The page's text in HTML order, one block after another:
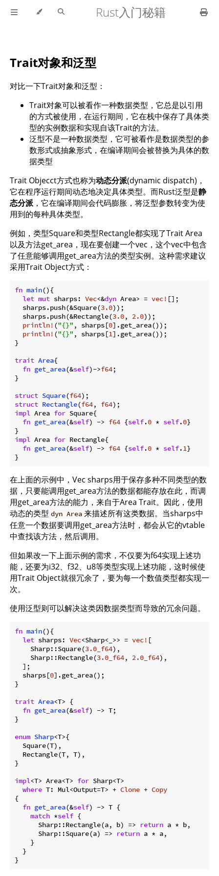
Rust入门秘籍
Trait对象和泛型
对比一下Trait对象和泛型：
Trait对象可以被看作一种数据类型，它总是以引用
的方式被使用，在运行期间，它在栈中保存了具体类
型的实例数据和实现自该Trait的方法。
泛型不是一种数据类型，它可被看作是数据类型的参
数形式或抽象形式，在编译期间会被替换为具体的数
据类型
Trait Objecct方式也称为动态分派(dynamic dispatch)，
它在程序运行期间动态地决定具体类型。而Rust泛型是静
态分派 ，它在编译期间会代码膨胀，将泛型参数转变为使
用到的每种具体类型。
例如，类型Square和类型Rectangle都实现了Trait Area
以及方法get_area，现在要创建一个vec，这个vec中包含
了任意能够调用get_area方法的类型实例。这种需求建议
采用Trait Object方式：
fn main(){
let mut sharps: Vec<&dyn Area> = vec! [];
  sharps.push(&Square(
3.0));
  sharps.push(&Rectangle(
3.0, 2.0));
println! ("{}" , sharps[0].get_area());
println! ("{}" , sharps[1].get_area());
}
trait Area{
fn get_area(&self)->f64;
}
struct Square(f64
struct Rectangle(f64, f64
impl Area for Square{
fn get_area(&self) -> f64 {self.0 * self.0}
impl Area for Rectangle{
fn get_area(&self) -> f64 {self.0 * self.1}
}
在上面的示例中，Vec sharps用于保存多种不同类型的数
据，只要能调用get_area方法的数据都能存放在此，而调
用get_area方法的能力，来自于Area Trait。因此，使用
动态的类型 dyn Area 来描述所有这类数据。当sharps中
任意一个数据要调用get_area方法时，都会从它的vtable
中查找该方法，然后调用。
但如果改一下上面示例的需求，不仅要为f64实现上述功
能，还要为i32、f32、u8等类型实现上述功能，这时候使
用Trait Object就很冗余了，要为每一个数值类型都实现一
次。
使用泛型则可以解决这类因数据类型而导致的冗余问题。
fn main(){
let sharps: Vec<Sharp<_>> = vec! [
    Sharp::Square(
3.0_f64),
    Sharp::Rectangle(
3.0_f64, 2.0_f64),
  ];
  sharps[
0].get_area();
}
trait Area<T> {
fn get_area(&self) -> T;
}
enum Sharp<T>{
  Square(T),
  Rectangle(T, T),
}
impl<T> Area<T> for Sharp<T>
where T: Mul<Output=T> + Clone + Copy
{
fn get_area(&self) -> T {
match *self {
      Sharp::Rectangle(a, b) =>
return a * b,
      Sharp::Square(a) =>
return a * a,
    }
  }
}